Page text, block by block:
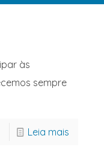
às
sempre
Leia mais